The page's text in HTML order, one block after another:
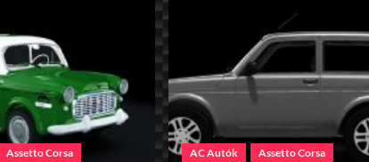
Assetto Corsa
AC Autók
Assetto Corsa